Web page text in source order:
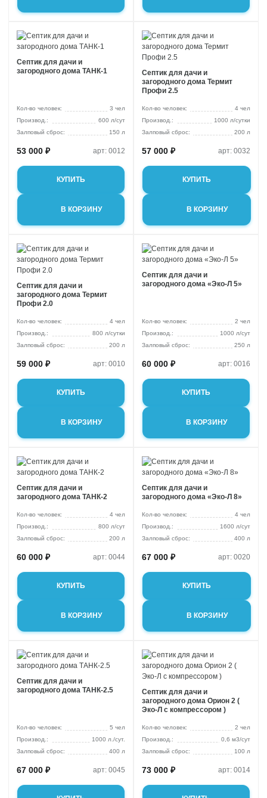
центра
Для пансионата
3 м3/сут
стоки
Септик для дачи и
загородного дома ТАНК-1
Кол-во человек:
3 чел
600 л/сут
Залповый сброс:
150 л
53 000 ₽ арт: 0012
КУПИТЬ
В КОРЗИНУ
Септик для дачи и
загородного дома Термит
Профи 2.5
Кол-во человек:
4 чел
1000 л/сутки
Залповый сброс:
200 л
57 000 ₽ арт: 0032
КУПИТЬ
В КОРЗИНУ
Септик для дачи и
загородного дома Термит
Профи 2.0
Кол-во человек:
4 чел
800 л/сутки
Залповый сброс:
200 л
59 000 ₽ арт: 0010
КУПИТЬ
В КОРЗИНУ
Септик для дачи и
загородного дома «Эко-Л 5»
Кол-во человек:
2 чел
1000 л/сут
Залповый сброс:
250 л
60 000 ₽ арт: 0016
КУПИТЬ
В КОРЗИНУ
Септик для дачи и
загородного дома ТАНК-2
Кол-во человек:
4 чел
800 л/сут
Залповый сброс:
200 л
60 000 ₽ арт: 0044
КУПИТЬ
В КОРЗИНУ
Септик для дачи и
загородного дома «Эко-Л 8»
Кол-во человек:
4 чел
1600 л/сут
Залповый сброс:
400 л
67 000 ₽ арт: 0020
КУПИТЬ
В КОРЗИНУ
Септик для дачи и
загородного дома ТАНК-2.5
Кол-во человек:
5 чел
1000 л./сут.
Залповый сброс:
400 л
67 000 ₽ арт: 0045
Септик для дачи и
загородного дома Орион 2 (
Эко-Л с компрессором )
Кол-во человек:
2 чел
0,6 м3/сут
Залповый сброс:
100 л
73 000 ₽ арт: 0014